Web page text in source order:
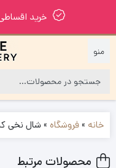
خرید
خانه »فروشگاه »شال نخی کد
محصولات مرتبط